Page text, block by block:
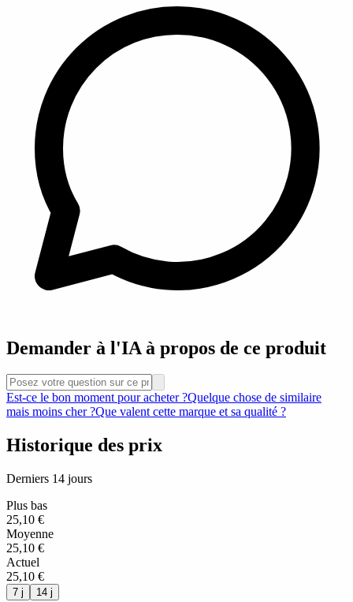
Demander à l'IA à propos de ce produit
Est-ce le bon moment pour acheter ?Quelque chose de similaire
mais moins cher ?Que valent cette marque et sa qualité ?
Historique des prix
Derniers 14 jours
Plus bas
25,10 €
Moyenne
25,10 €
Actuel
25,10 €
7 j 14 j